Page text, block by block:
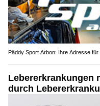
Päddy Sport Arbon: Ihre Adresse
Lebererkrankungen
durch